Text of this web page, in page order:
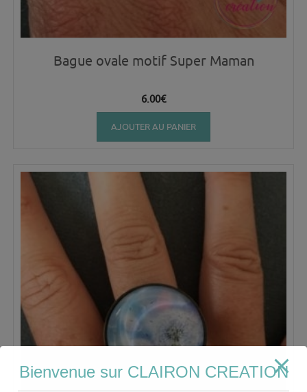
Bague ovale motif Super Maman
6.00€
AJOUTER AU PANIER
Bienvenue sur CLAIRON CREATION